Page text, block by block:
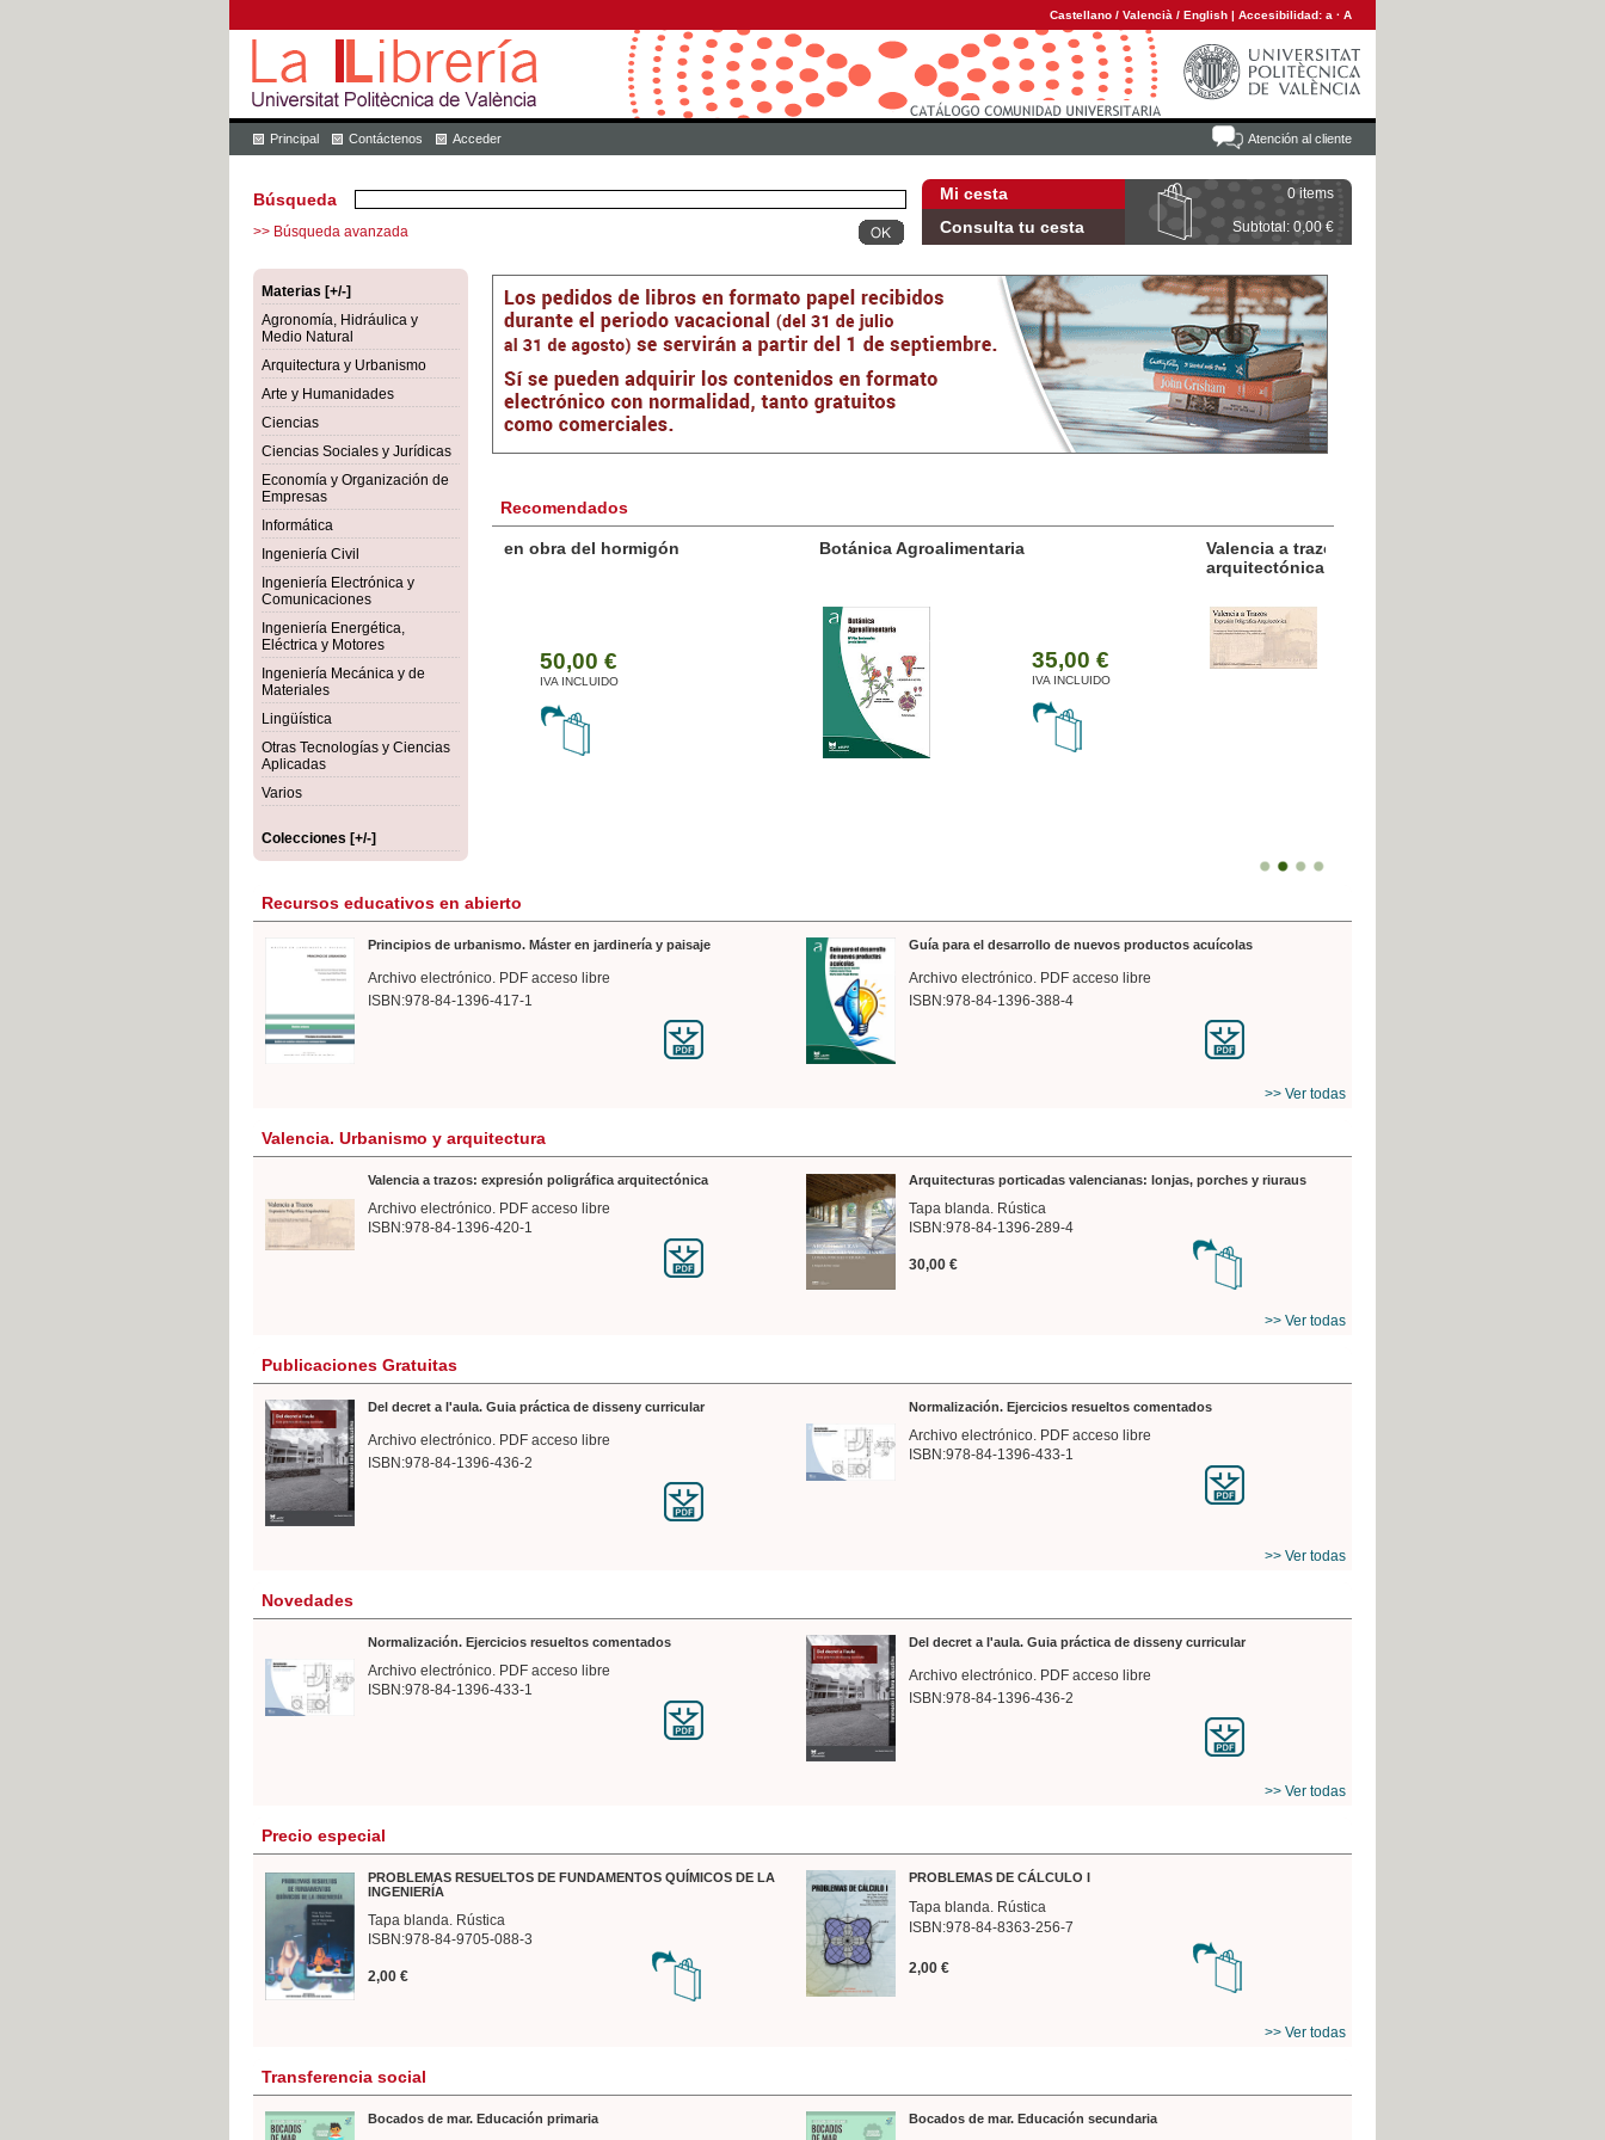
Castellano / Valencià / English | Accesibilidad: a · A
Atención al cliente
Principal Contáctenos Acceder
Mi cesta 0 items
Consulta tu cesta Subtotal: 0,00 €
Búsqueda
>> Búsqueda avanzada
Materias [+/-]
Agronomía, Hidráulica y
Medio Natural
Arquitectura y Urbanismo
Arte y Humanidades
Ciencias
Ciencias Sociales y Jurídicas
Economía y Organización de
Empresas
Informática
Ingeniería Civil
Ingeniería Electrónica y
Comunicaciones
Ingeniería Energética,
Eléctrica y Motores
Ingeniería Mecánica y de
Materiales
Lingüística
Otras Tecnologías y Ciencias
Aplicadas
Varios
Colecciones [+/-]
Recomendados
Botánica Agroalimentaria
Valencia a trazos: expresión poligráfica
Recursos educativos en abierto
Principios de urbanismo. Máster en jardinería y paisaje
Archivo electrónico. PDF acceso libre
ISBN:978-84-1396-417-1
Guía para el desarrollo de nuevos productos acuícolas
Archivo electrónico. PDF acceso libre
ISBN:978-84-1396-388-4
>> Ver todas
Valencia. Urbanismo y arquitectura
Valencia a trazos: expresión poligráfica arquitectónica
Archivo electrónico. PDF acceso libre
ISBN:978-84-1396-420-1
Arquitecturas porticadas valencianas: lonjas, porches y riuraus
Tapa blanda. Rústica
ISBN:978-84-1396-289-4
30,00 €
>> Ver todas
Publicaciones Gratuitas
Del decret a l'aula. Guia práctica de disseny curricular
Archivo electrónico. PDF acceso libre
ISBN:978-84-1396-436-2
Normalización. Ejercicios resueltos comentados
Archivo electrónico. PDF acceso libre
ISBN:978-84-1396-433-1
>> Ver todas
Novedades
Normalización. Ejercicios resueltos comentados
Archivo electrónico. PDF acceso libre
ISBN:978-84-1396-433-1
Del decret a l'aula. Guia práctica de disseny curricular
Archivo electrónico. PDF acceso libre
ISBN:978-84-1396-436-2
>> Ver todas
Precio especial
PROBLEMAS RESUELTOS DE FUNDAMENTOS QUÍMICOS DE LA
INGENIERÍA
Tapa blanda. Rústica
ISBN:978-84-9705-088-3
2,00 €
PROBLEMAS DE CÁLCULO I
Tapa blanda. Rústica
ISBN:978-84-8363-256-7
2,00 €
>> Ver todas
Transferencia social
Bocados de mar. Educación primaria Bocados de mar. Educación secundaria